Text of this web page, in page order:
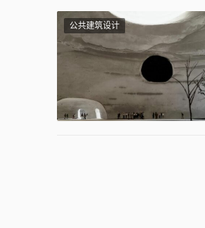
公共建筑设计